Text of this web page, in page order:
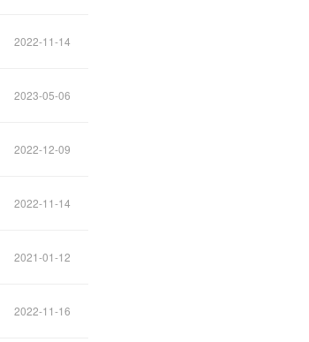
2022-11-14
2023-05-06
2022-12-09
2022-11-14
2021-01-12
2022-11-16